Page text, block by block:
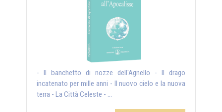
- Il banchetto di nozze dell'Agnello - Il drago
incatenato per mille anni - Il nuovo cielo e la nuova
terra - La Città Celeste - ...